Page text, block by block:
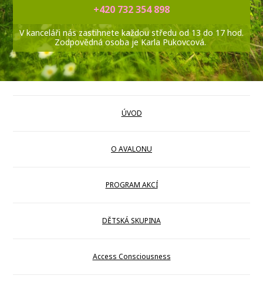
+420 732 354 898
V kanceláři nás zastihnete každou středu od 13 do 17 hod.
Zodpovědná osoba je Karla Pukovcová.
ÚVOD
O AVALONU
PROGRAM AKCÍ
DĚTSKÁ SKUPINA
Access Consciousness